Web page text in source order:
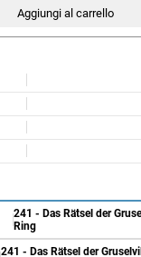
241 - Das Rätsel der
Ring
241 - Das Rätsel der